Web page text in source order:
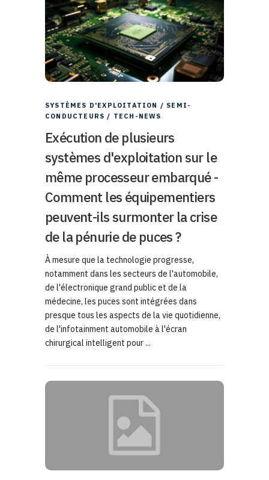
SYSTÈMES D'EXPLOITATION / SEMI-
CONDUCTEURS / TECH-NEWS
Exécution de plusieurs
systèmes d'exploitation sur le
même processeur embarqué -
Comment les équipementiers
peuvent-ils surmonter la crise
de la pénurie de puces ?
À mesure que la technologie progresse,
notamment dans les secteurs de l'automobile,
de l'électronique grand public et de la
médecine, les puces sont intégrées dans
presque tous les aspects de la vie quotidienne,
de l'infotainment automobile à l'écran
chirurgical intelligent pour ...